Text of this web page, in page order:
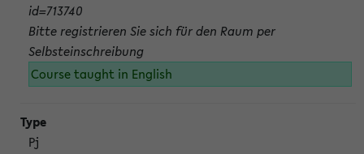
id=713740
Bitte registrieren Sie sich für den Raum per
Selbsteinschreibung
Course taught in English
Pj